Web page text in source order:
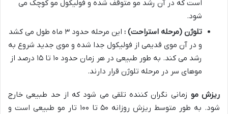
است که در آن رشد مو متوقف شده و فولیکول مو کوچک می
شود.
تلوژن (مرحله استراحت) :
این مرحله حدود ۳ ماه طول می کشد
و در آن موی قدیمی از فولیکول جدا شده و موی جدید شروع به
رشد می کند. به طور طبیعی در هر زمان حدود ۱۰ تا ۱۵ درصد از
موهای سر در مرحله تلوژن قرار دارند.
ریزش مو زمانی نگران کننده تلقی می شود که از حد طبیعی خارج
شود. به طور متوسط ریزش روزانه ۵۰ تا ۱۰۰ تار مو طبیعی است و